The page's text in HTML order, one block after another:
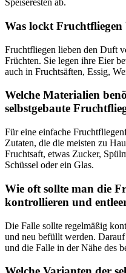
Speiseresten ab.
Was lockt Fruchtfliegen
Fruchtfliegen lieben den Duft
Früchten. Sie legen ihre Eier
auch in Fruchtsäften, Essig,
Welche Materialien
selbstgebaute
Für eine einfache
Zutaten, die die meisten zu
Fruchtsaft, etwas Zucker,
Schüssel oder ein Glas.
Wie oft sollte man die
kontrollieren und
Die Falle sollte regelmäßig
und neu befüllt werden.
und die Falle in der Nähe des